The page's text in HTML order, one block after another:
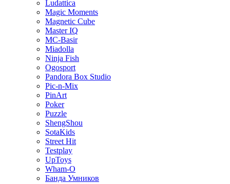
Ludattica
Magic Moments
Magnetic Cube
Master IQ
MC-Basir
Miadolla
Ninja Fish
Ogosport
Pandora Box Studio
Pic-n-Mix
PinArt
Poker
Puzzle
ShengShou
SotaKids
Street Hit
Testplay
UpToys
Wham-O
Банда Умников